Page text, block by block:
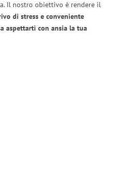
Il nostro obiettivo è rendere il
di stress e conveniente
aspettarti con ansia la tua